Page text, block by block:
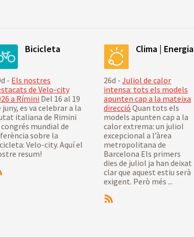
Bicicleta
- Els nostres
de Velo-city
a Rímini Del 16 al 19
juny, es va celebrar a la
italiana de Rimini
mundial de
sobre la
Velo-city. Aquí el
resum!
Clima | Energia
26d -Juliol de calor
intensa: tots els models
apunten cap a la mateixa
direcció Quan tots els
models apunten cap a la
calor extrema: un juliol
excepcional a l’àrea
metropolitana de
Barcelona Els primers
dies de juliol ja han deixat
clar que aquest estiu serà
exigent. Però més ...